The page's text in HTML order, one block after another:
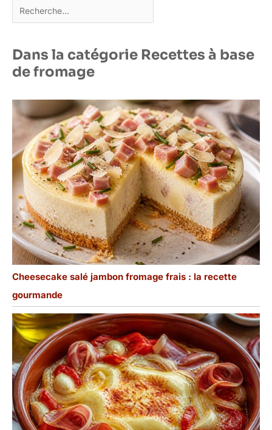
Rechercher
Dans la catégorie Recettes à base
de fromage
Cheesecake salé jambon fromage frais : la recette
gourmande